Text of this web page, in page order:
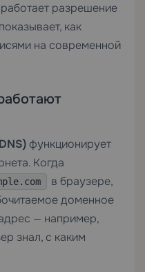
разрешение
как
на современной
функционирует
Когда
в браузере,
доменное
— например,
знал, с каким